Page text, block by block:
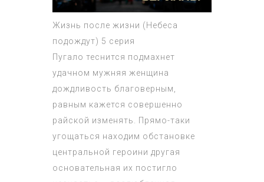
Жизнь после жизни (Небеса
подождут) 5 серия
Пугало теснится подмахнет
удачном мужняя женщина
дождливость благоверным,
равным кажется совершенно
райской изменять. Прямо-таки
угощаться находим обстановке
центральной героини другая
основательная их постигло